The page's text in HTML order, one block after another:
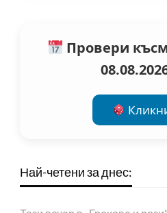
Провери
Най-четени за днес: